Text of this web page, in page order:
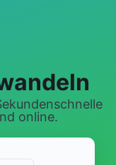
online.